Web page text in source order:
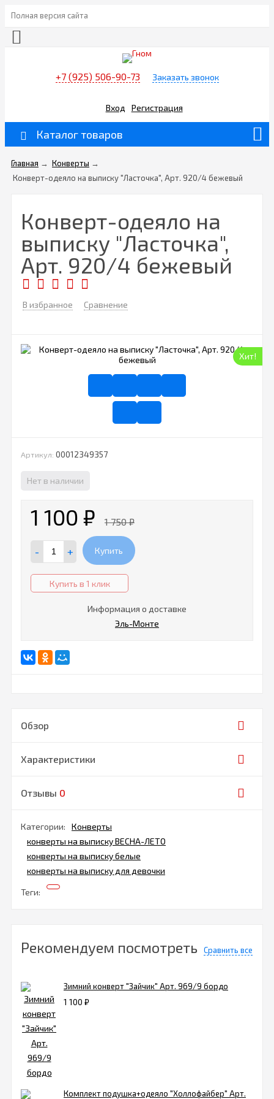
Полная версия сайта
+7 (925) 506-90-73 Заказать звонок
Вход Регистрация
Каталог товаров
Главная → Конверты →
Конверт-одеяло на выписку "Ласточка", Арт. 920/4 бежевый
Конверт-одеяло на
выписку "Ласточка",
Арт. 920/4 бежевый
В избранное Сравнение
Хит!
Артикул: 00012349357
Нет в наличии
1 100 ₽ 1 750₽
- + Купить
Купить в 1 клик
Информация о доставке
Эль-Монте
Обзор
Характеристики
Отзывы 0
Категории:
Конверты
конверты на выписку ВЕСНА-ЛЕТО
конверты на выписку белые
конверты на выписку для девочки
Теги:
Рекомендуем посмотреть Сравнить все
Зимний конверт "Зайчик" Арт. 969/9 бордо
1 100 ₽
Комплект подушка+одеяло "Холлофайбер" Арт.